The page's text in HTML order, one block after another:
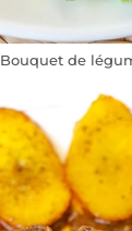
Bouquet de